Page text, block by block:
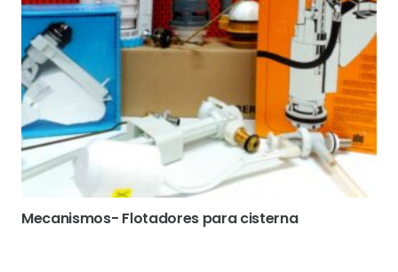
Mecanismos- Flotadores para cisterna